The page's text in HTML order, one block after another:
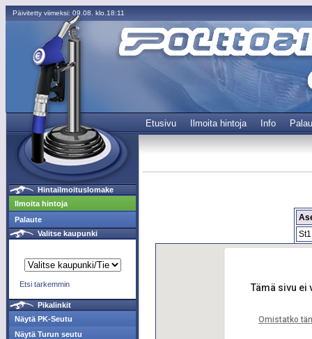
Päivitetty viimeksi: 09.08. klo.18:11
Etusivu Ilmoita hintoja Info
Hintailmoituslomake
Ilmoita hintoja
Palaute
Valitse kaupunki
Etsi tarkemmin
Pikalinkit
Näytä PK-Seutu
Näytä Turun seutu
Tämä sivu ei
Omistatko